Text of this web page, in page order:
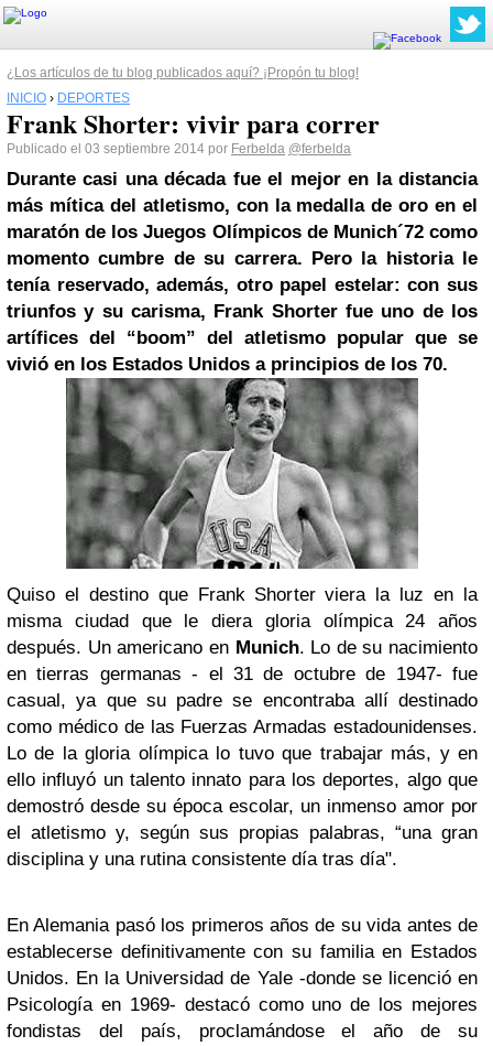
¿Los artículos de tu blog publicados aquí? ¡Propón tu blog!
INICIO › DEPORTES
Frank Shorter: vivir para correr
Publicado el 03 septiembre 2014 por Ferbelda @ferbelda
Durante casi una década fue el mejor en la distancia
más mítica del atletismo, con la medalla de oro en el
maratón de los Juegos Olímpicos de Munich´72 como
momento cumbre de su carrera. Pero la historia le
tenía reservado, además, otro papel estelar: con sus
triunfos y su carisma, Frank Shorter fue uno de los
artífices del “boom” del atletismo popular que se
vivió en los Estados Unidos a principios de los 70.
Quiso el destino que Frank Shorter viera la luz en la
misma ciudad que le diera gloria olímpica 24 años
después. Un americano en Munich. Lo de su nacimiento
en tierras germanas - el 31 de octubre de 1947- fue
casual, ya que su padre se encontraba allí destinado
como médico de las Fuerzas Armadas estadounidenses.
Lo de la gloria olímpica lo tuvo que trabajar más, y en
ello influyó un talento innato para los deportes, algo que
demostró desde su época escolar, un inmenso amor por
el atletismo y, según sus propias palabras, “una gran
disciplina y una rutina consistente día tras día".
En Alemania pasó los primeros años de su vida antes de
establecerse definitivamente con su familia en Estados
Unidos. En la Universidad de Yale -donde se licenció en
Psicología en 1969- destacó como uno de los mejores
fondistas del país, proclamándose el año de su